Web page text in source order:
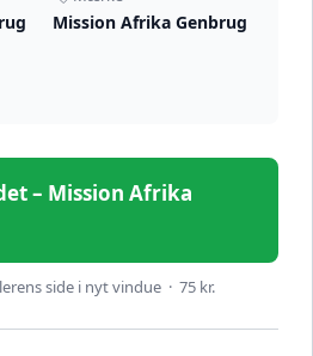
Mission Afrika Genbrug
– Mission Afrika
side i nyt vindue · 75 kr.